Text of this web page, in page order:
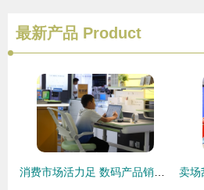
最新产品 Product